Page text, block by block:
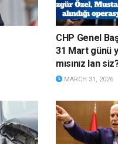
CHP Genel
31 Mart günü
mısınız lan
MARCH 31, 2026